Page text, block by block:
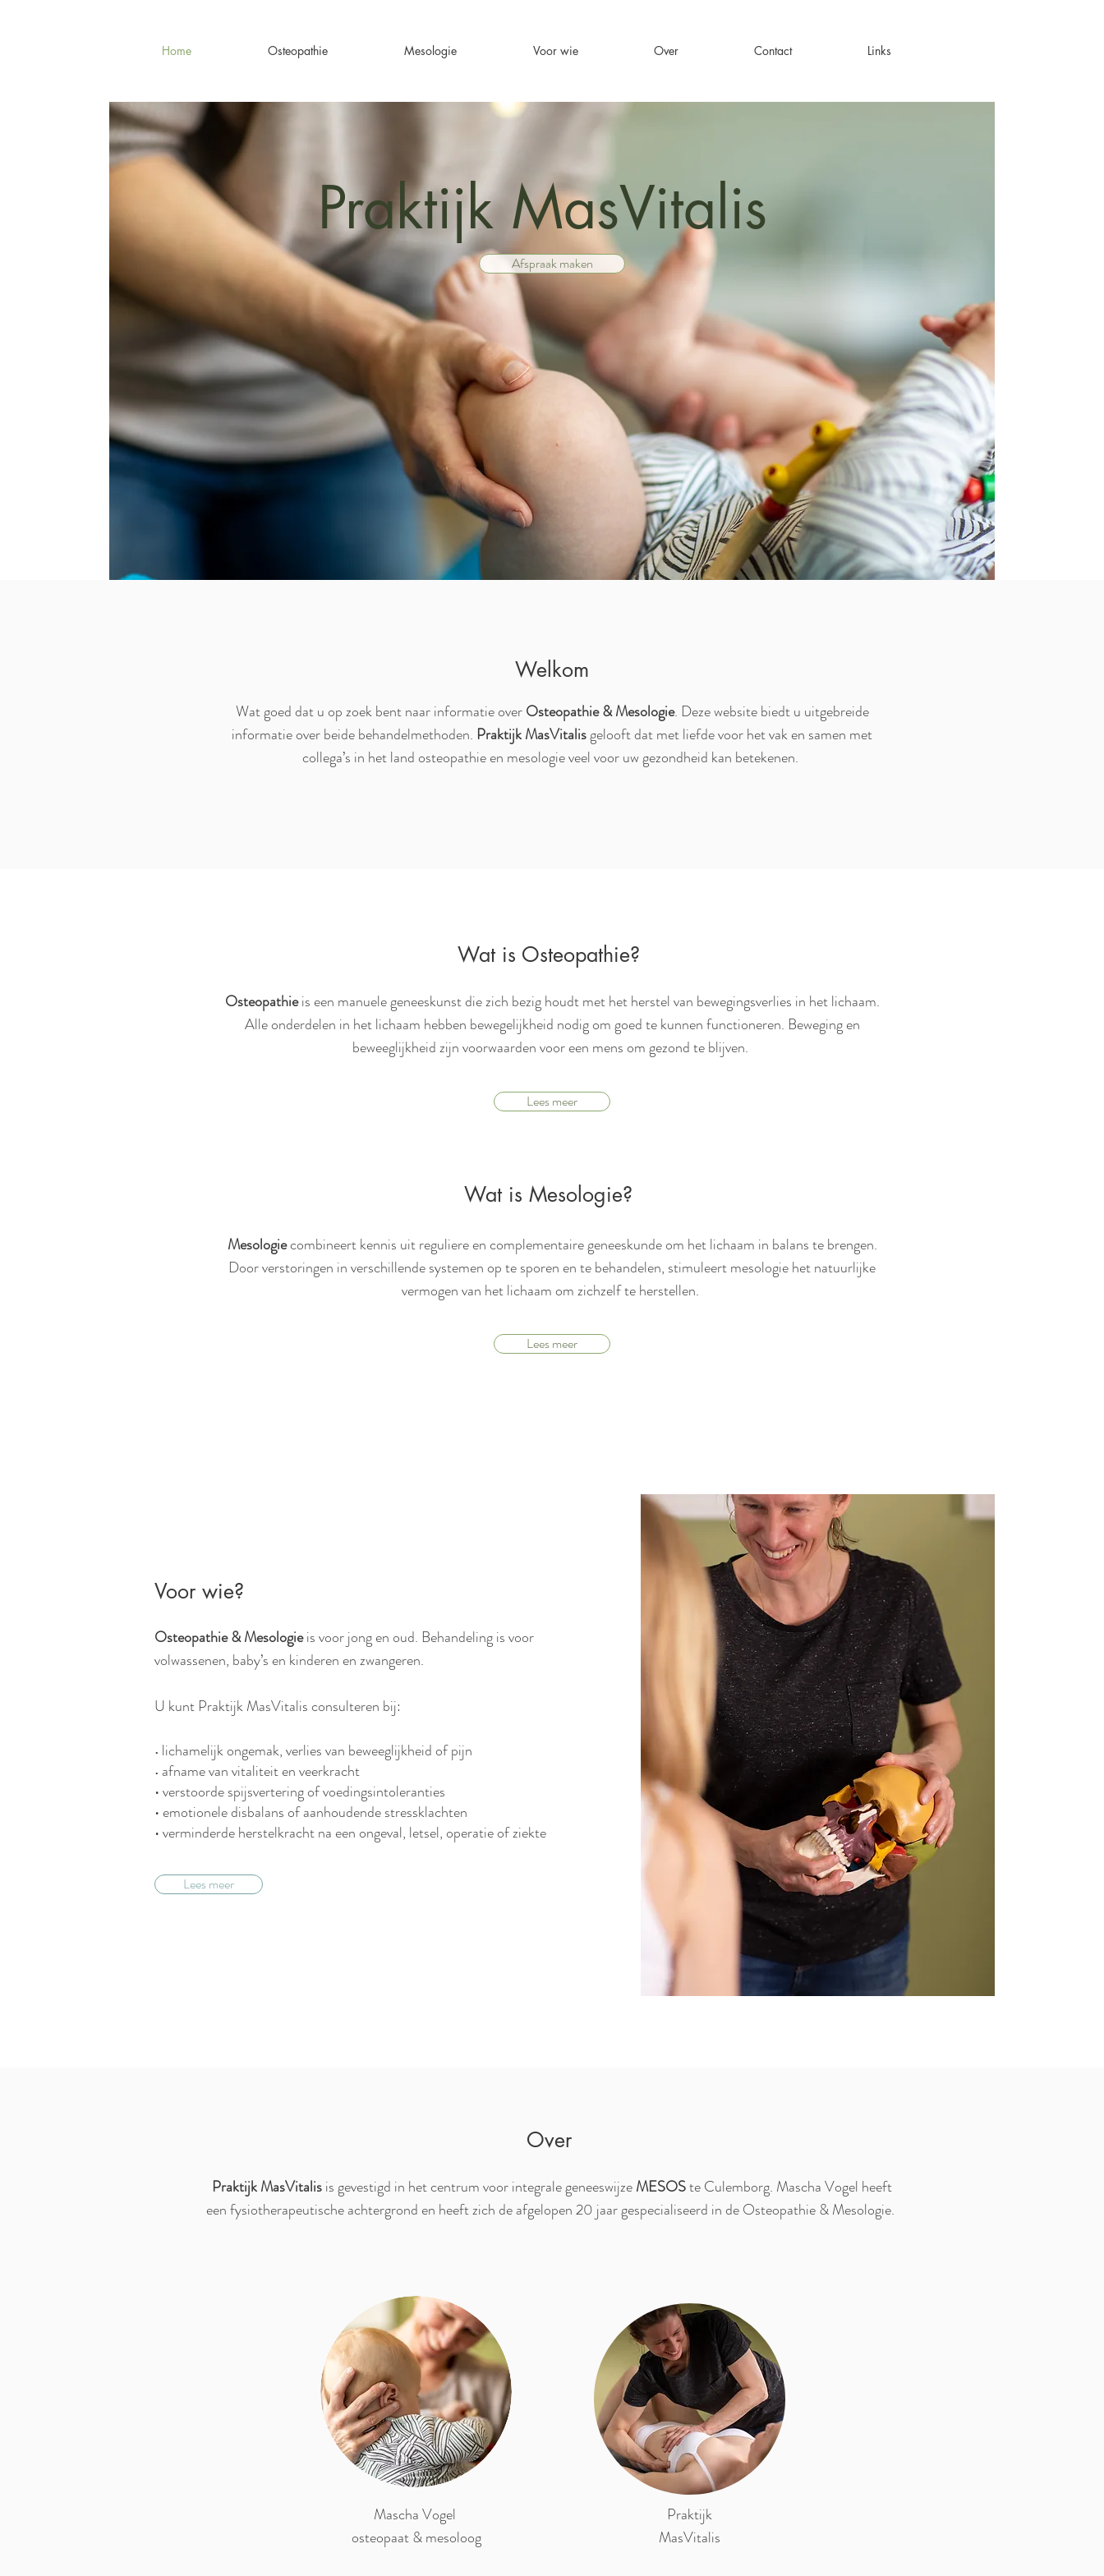
Home Osteopathie Mesologie Voor wie Over Contact Links
Praktijk MasVitalis
Afspraak maken
Welkom
Wat goed dat u op zoek bent naar informatie overOsteopathie & Mesologie. Deze website biedt u uitgebreide
informatie over beide behandelmethoden. Praktijk MasVitalisgelooft dat met liefde voor het vak en samen met
collega’s in het land osteopathie en mesologie veel voor uw gezondheid kan betekenen.
Wat is Osteopathie?
Osteopathieis een manuele geneeskunst die zich bezig houdt met het herstel van bewegingsverlies in het lichaam.
Alle onderdelen in het lichaam hebben bewegelijkheid nodig om goed te kunnen functioneren. Beweging en
beweeglijkheid zijn voorwaarden voor een mens om gezond te blijven.
Lees meer
Wat is Mesologie?
Mesologiecombineert kennis uit reguliere en complementaire geneeskunde om het lichaam in balans te brengen.
Door verstoringen in verschillende systemen op te sporen en te behandelen, stimuleert mesologie het natuurlijke
vermogen van het lichaam om zichzelf te herstellen.
Lees meer
Voor wie?
Osteopathie & Mesologieis voor jong en oud. Behandeling is voor
volwassenen, baby’s en kinderen en zwangeren.
U kunt Praktijk MasVitalis consulteren bij:
• lichamelijk ongemak, verlies van beweeglijkheid of pijn
• afname van vitaliteit en veerkracht
• verstoorde spijsvertering of voedingsintoleranties
• emotionele disbalans of aanhoudende stressklachten
• verminderde herstelkracht na een ongeval, letsel, operatie of ziekte
Lees meer
Over
Praktijk MasVitalisis gevestigd in het centrum voor integrale geneeswijzeMESOSte Culemborg. Mascha Vogel heeft
een fysiotherapeutische achtergrond en heeft zich de afgelopen 20 jaar gespecialiseerd in de Osteopathie & Mesologie.
Mascha Vogel
osteopaat & mesoloog
Praktijk
MasVitalis